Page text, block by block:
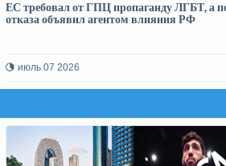
ЕС требовал от ГПЦ пропаганду ЛГБТ, а
отказа объявил агентом влияния РФ
июль 07 2026